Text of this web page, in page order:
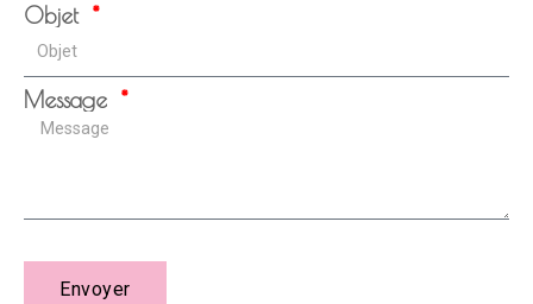
Objet
Message
Envoyer